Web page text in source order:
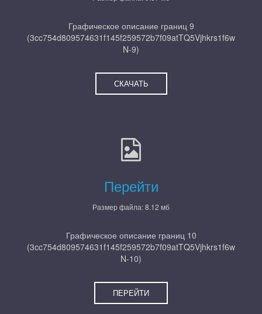
Графическое описание границ 9
(3cc754d809574631f145f259572b7f09atTQ5Vjhkrs1f6w
N-9)
СКАЧАТЬ
Перейти
Размер файла: 8.12 мб
Графическое описание границ 10
(3cc754d809574631f145f259572b7f09atTQ5Vjhkrs1f6w
N-10)
ПЕРЕЙТИ